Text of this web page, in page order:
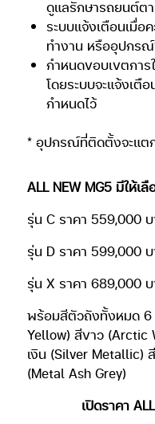
ดูแลรักษารถยนต์ตา
ระบบแจ้งเตือนเมื่อ
ทำงาน หรืออุปกร
กำหนดขอบเขตกา
โดยระบบจะแจ้งเตื
กำหนดไว้
* อุปกรณ์ที่ติดตั้งจะแต
ALL NEW MG5 มีให้
รุ่น C ราคา 559,000
รุ่น D ราคา 599,000
รุ่น X ราคา 689,000
พร้อมสีตัวถังทั้งหมด 6
Yellow) สีขาว (Arctic
เงิน (Silver Metallic)
(Metal Ash Grey)
เปิดราคา